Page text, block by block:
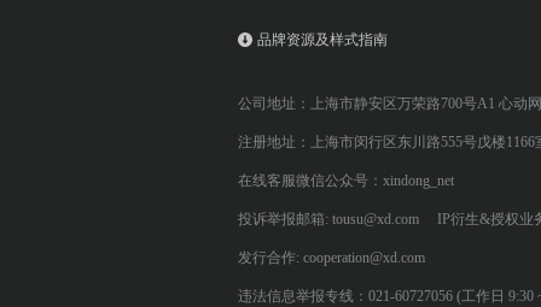
品牌资源及样式指南
公司地址：上海市静安区万荣路700号A1 心动
注册地址：上海市闵行区东川路555号戊楼1166
在线客服微信公众号：xindong_net
投诉举报邮箱: tousu@xd.com IP衍生&授权业
发行合作: cooperation@xd.com
违法信息举报专线：021-60727056 (工作日 9:30